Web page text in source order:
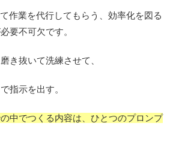
作業を代行してもらう、効率化を図る
要不可欠です。
き抜いて洗練させて、
指示を出す。
中でつくる内容は、ひとつのプロンプ